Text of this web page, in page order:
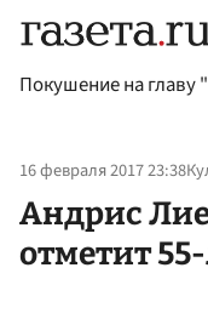
Покушение на главу
16 февраля 2017 23:38
Андрис
отметит